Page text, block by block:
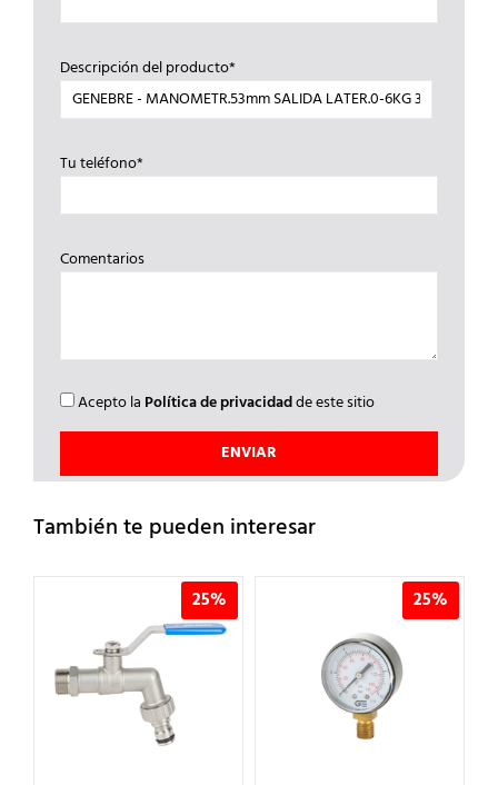
Descripción del producto*
Tu teléfono*
Comentarios
Acepto la Política de privacidadde este sitio
También te pueden interesar
25% 25%